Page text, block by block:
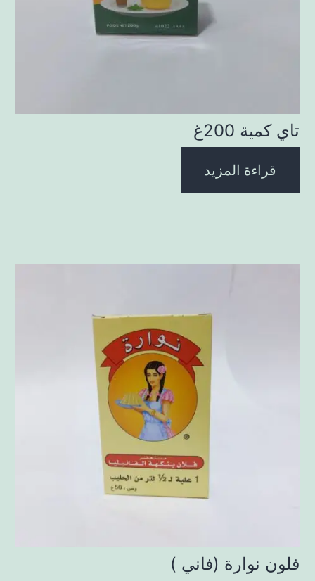
تاي كمية 200غ
قراءة المزيد
فلون نوارة (فاني )